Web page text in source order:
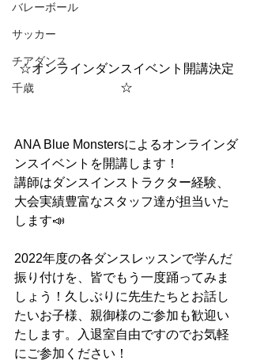
バレーボール
サッカー
チアダンス
千歳
☆オンラインダンスイベント開講決定
☆
ANA Blue Monstersによるオンラインダ
ンスイベントを開講します！
講師はダンスインストラクター経験、
大会実績豊富なスタッフ達が担当いた
します📣
2022年度の各ダンスレッスンで学んだ
振り付けを、皆でもう一度踊ってみま
しょう！久しぶりに先生たちとお話し
たいお子様、親御様のご参加も歓迎い
たします。入退室自由ですのでお気軽
にご参加ください！